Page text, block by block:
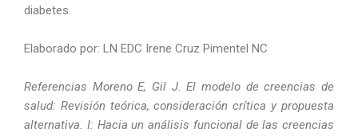
diabetes.
Elaborado por: LN EDC Irene Cruz Pimentel NC
Referencias Moreno E, Gil J. El modelo de creencias de
salud: Revisión teórica, consideración crítica y propuesta
alternativa. I: Hacia un análisis funcional de las creencias